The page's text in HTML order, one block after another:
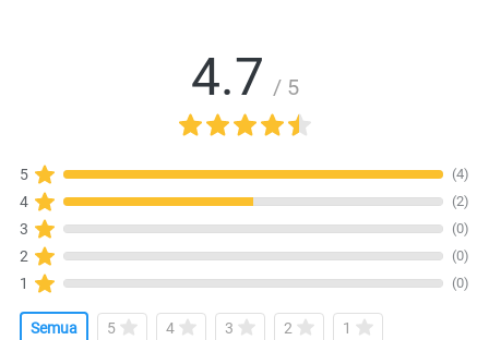
4.7 / 5
5 (4)
4 (2)
3 (0)
2 (0)
1 (0)
Semua 5 4 3 2 1